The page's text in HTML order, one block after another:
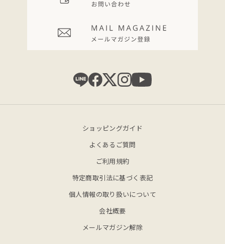
ショッピングガイド
よくあるご質問
ご利用規約
特定商取引法に基づく表記
個人情報の取り扱いについて
会社概要
メールマガジン解除